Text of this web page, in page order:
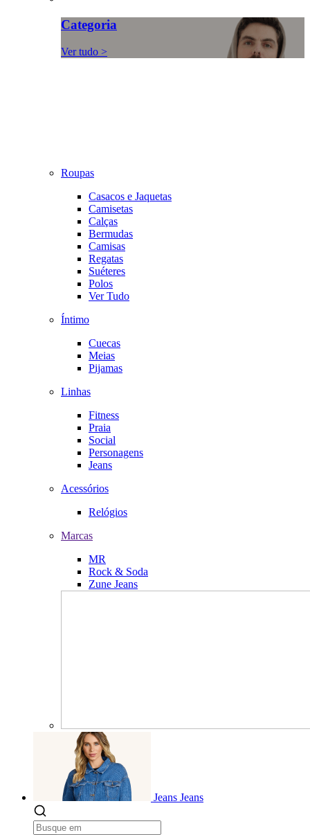
Categoria
Ver tudo >
Roupas
Casacos e Jaquetas
Camisetas
Calças
Bermudas
Camisas
Regatas
Suéteres
Polos
Ver Tudo
Íntimo
Cuecas
Meias
Pijamas
Linhas
Fitness
Praia
Social
Personagens
Jeans
Acessórios
Relógios
Marcas
MR
Rock & Soda
Zune Jeans
Jeans Jeans